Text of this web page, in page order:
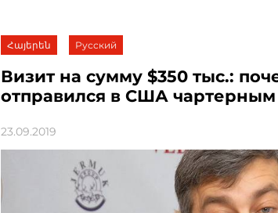
Հայերեն Русский
Визит на сумму $350 тыс.:
отправился в США
23.09.2019